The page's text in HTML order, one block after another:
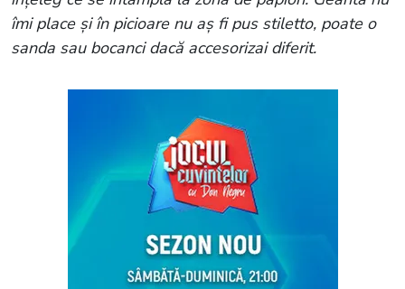
îmi place și în picioare nu aș fi pus stiletto, poate o
sanda sau bocanci dacă accesorizai diferit.